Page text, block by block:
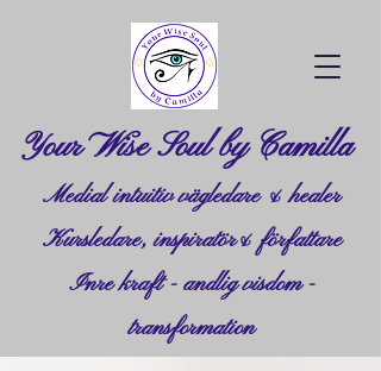
Your Wise Soul by Camilla
Medial intuitiv vägledare & healer
Kursledare, inspiratör& författare
Inre kraft - andlig visdom -
transformation